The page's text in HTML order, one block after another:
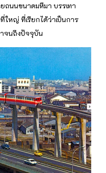
ถนนขนาดมหึมา บรรเทา
ใหญ่ ที่เรียกได้ว่าเป็นการ
จนถึงปัจจุบัน